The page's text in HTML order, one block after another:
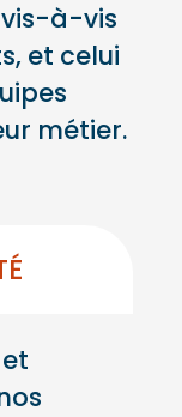
vis-à-vis
et celui
métier.